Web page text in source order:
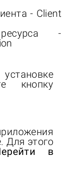
- Client
ресурса -
кнопку
Для этого
в